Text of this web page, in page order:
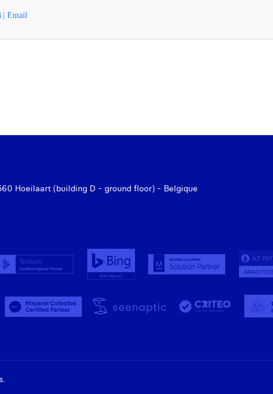
| Email
Hoeilaart (building D - ground floor) - Belgique